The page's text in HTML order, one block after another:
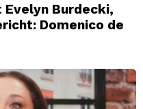
Burdecki,
Domenico de